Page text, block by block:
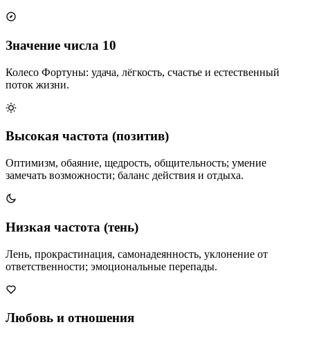
Значение числа 10
Колесо Фортуны: удача, лёгкость, счастье и естественный
поток жизни.
Высокая частота (позитив)
Оптимизм, обаяние, щедрость, общительность; умение
замечать возможности; баланс действия и отдыха.
Низкая частота (тень)
Лень, прокрастинация, самонадеянность, уклонение от
ответственности; эмоциональные перепады.
Любовь и отношения